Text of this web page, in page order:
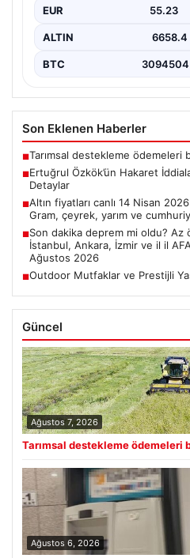
EUR 55.23
ALTIN 6658.4
BTC 3094504
Son Eklenen Haberler
■Tarımsal destekleme ödemeleri
■Ertuğrul Özkök’ün Hakaret
Detaylar
■Altın fiyatları canlı 14 Nisan
Gram, çeyrek, yarım ve
■Son dakika deprem mi oldu?
İstanbul, Ankara, İzmir ve il il
Ağustos 2026
■Outdoor Mutfaklar ve Prestijli
Güncel
Ağustos 7, 2026
Tarımsal destekleme ödemeleri
Ağustos 6, 2026